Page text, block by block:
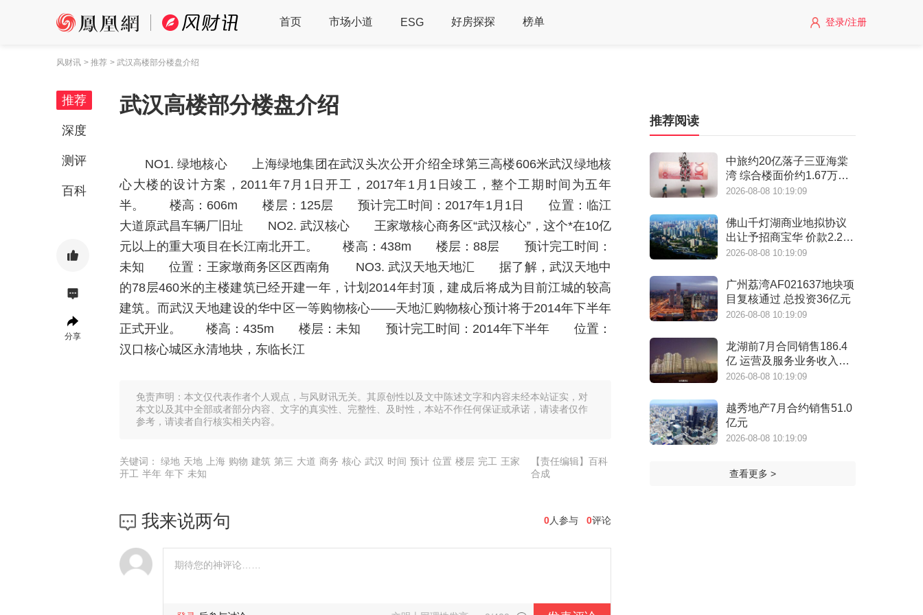
首页 市场小道 ESG 好房探探 榜单 登录/注册
风财讯 > 推荐 > 武汉高楼部分楼盘介绍
推荐
深度
测评
百科
分享
武汉高楼部分楼盘介绍
NO1. 绿地核心 上海绿地集团在武汉头次公开介绍全球第三高楼606米武汉绿地核
心大楼的设计方案，2011年7月1日开工，2017年1月1日竣工，整个工期时间为五年
半。 楼高：606m 楼层：125层 预计完工时间：2017年1月1日 位置：临江
大道原武昌车辆厂旧址 NO2. 武汉核心 王家墩核心商务区“武汉核心”，这个*在10亿
元以上的重大项目在长江南北开工。 楼高：438m 楼层：88层 预计完工时间：
未知 位置：王家墩商务区区西南角 NO3. 武汉天地天地汇 据了解，武汉天地中
的78层460米的主楼建筑已经开建一年，计划2014年封顶，建成后将成为目前江城的较高
建筑。而武汉天地建设的华中区一等购物核心——天地汇购物核心预计将于2014年下半年
正式开业。 楼高：435m 楼层：未知 预计完工时间：2014年下半年 位置：
汉口核心城区永清地块，东临长江
免责声明：本文仅代表作者个人观点，与风财讯无关。其原创性以及文中陈述文字和内容未经本站证实，对
本文以及其中全部或者部分内容、文字的真实性、完整性、及时性，本站不作任何保证或承诺，请读者仅作
参考，请读者自行核实相关内容。
关键词： 绿地 天地 上海 购物 建筑 第三 大道 商务 核心 武汉 时间 预计 位置 楼层 完工 王家
开工 半年 年下 未知
【责任编辑】百科
合成
我来说两句 0人参与 0评论
推荐阅读
中旅约20亿落子三亚海棠
湾 综合楼面价约1.67万元/
㎡
2026-08-08 10:19:09
佛山千灯湖商业地拟协议
出让予招商宝华 价款2.28
亿元
2026-08-08 10:19:09
广州荔湾AF021637地块项
目复核通过 总投资36亿元
2026-08-08 10:19:09
龙湖前7月合同销售186.4
亿 运营及服务业务收入
159.1亿元
2026-08-08 10:19:09
越秀地产7月合约销售51.0
亿元
2026-08-08 10:19:09
查看更多 >